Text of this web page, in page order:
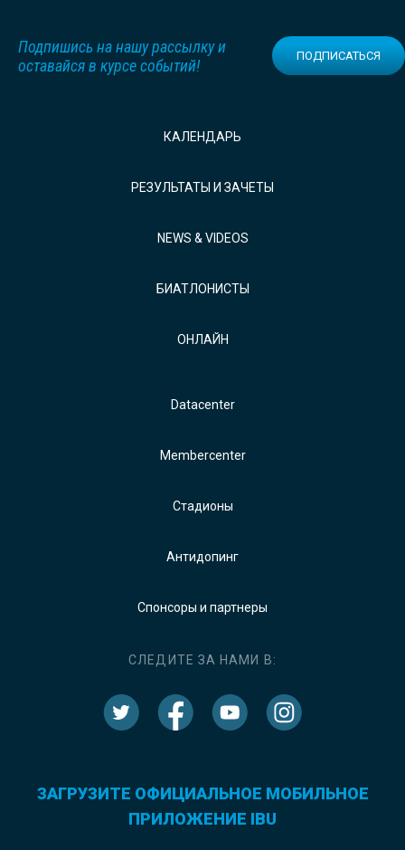
Подпишись на нашу рассылку и
оставайся в курсе событий!
ПОДПИСАТЬСЯ
КАЛЕНДАРЬ
РЕЗУЛЬТАТЫ И ЗАЧЕТЫ
NEWS & VIDEOS
БИАТЛОНИСТЫ
ОНЛАЙН
Datacenter
Membercenter
Стадионы
Антидопинг
Спонсоры и партнеры
СЛЕДИТЕ ЗА НАМИ В:
ЗАГРУЗИТЕ ОФИЦИАЛЬНОЕ МОБИЛЬНОЕ
ПРИЛОЖЕНИЕ IBU